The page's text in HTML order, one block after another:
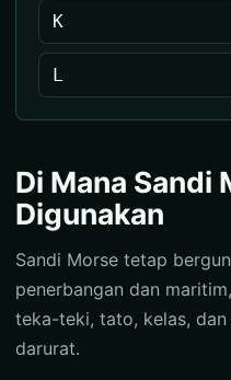
K
L
Di Mana Sandi
Digunakan
Sandi Morse tetap
penerbangan dan
teka-teki, tato, kelas,
darurat.